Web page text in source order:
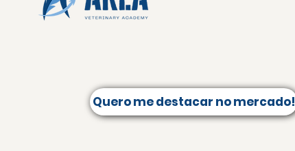
Quero me destacar no mercado!